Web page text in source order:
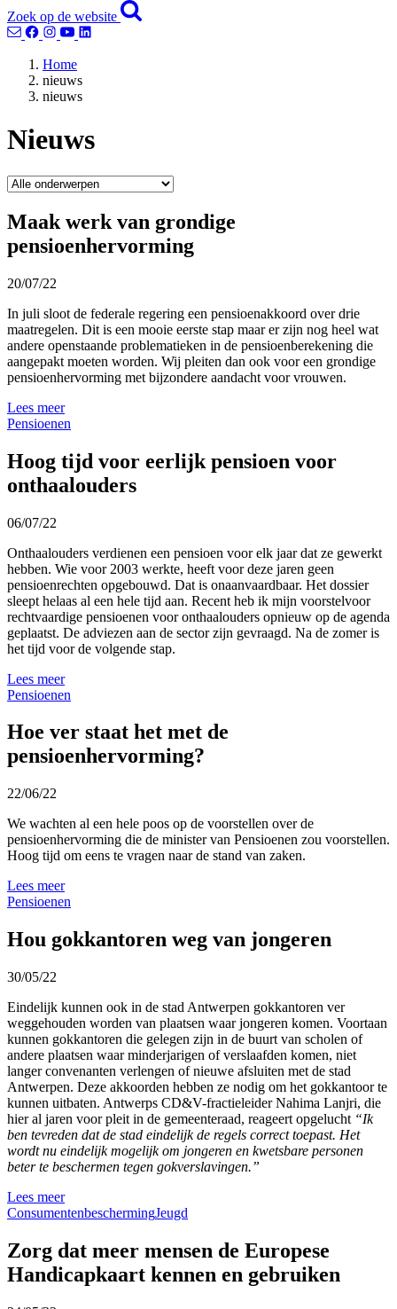
Zoek op de website
Home
nieuws
nieuws
Nieuws
Maak werk van grondige
pensioenhervorming
20/07/22
In juli sloot de federale regering een pensioenakkoord over drie
maatregelen. Dit is een mooie eerste stap maar er zijn nog heel wat
andere openstaande problematieken in de pensioenberekening die
aangepakt moeten worden. Wij pleiten dan ook voor een grondige
pensioenhervorming met bijzondere aandacht voor vrouwen.
Lees meer
Pensioenen
Hoog tijd voor eerlijk pensioen voor
onthaalouders
06/07/22
Onthaalouders verdienen een pensioen voor elk jaar dat ze gewerkt
hebben. Wie voor 2003 werkte, heeft voor deze jaren geen
pensioenrechten opgebouwd. Dat is onaanvaardbaar. Het dossier
sleept helaas al een hele tijd aan. Recent heb ik mijn voorstelvoor
rechtvaardige pensioenen voor onthaalouders opnieuw op de agenda
geplaatst. De adviezen aan de sector zijn gevraagd. Na de zomer is
het tijd voor de volgende stap.
Lees meer
Pensioenen
Hoe ver staat het met de
pensioenhervorming?
22/06/22
We wachten al een hele poos op de voorstellen over de
pensioenhervorming die de minister van Pensioenen zou voorstellen.
Hoog tijd om eens te vragen naar de stand van zaken.
Lees meer
Pensioenen
Hou gokkantoren weg van jongeren
30/05/22
Eindelijk kunnen ook in de stad Antwerpen gokkantoren ver
weggehouden worden van plaatsen waar jongeren komen. Voortaan
kunnen gokkantoren die gelegen zijn in de buurt van scholen of
andere plaatsen waar minderjarigen of verslaafden komen, niet
langer convenanten verlengen of nieuwe afsluiten met de stad
Antwerpen. Deze akkoorden hebben ze nodig om het gokkantoor te
kunnen uitbaten. Antwerps CD&V-fractieleider Nahima Lanjri, die
hier al jaren voor pleit in de gemeenteraad, reageert opgelucht “Ik
ben tevreden dat de stad eindelijk de regels correct toepast. Het
wordt nu eindelijk mogelijk om jongeren en kwetsbare personen
beter te beschermen tegen gokverslavingen.”
Lees meer
ConsumentenbeschermingJeugd
Zorg dat meer mensen de Europese
Handicapkaart kennen en gebruiken